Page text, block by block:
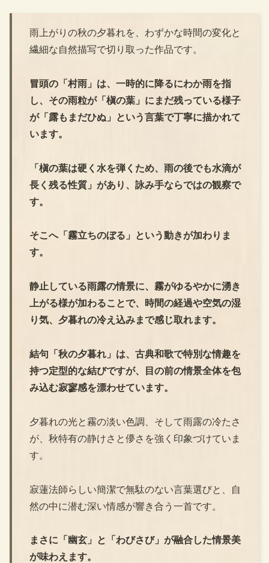
雨上がりの秋の夕暮れを、わずかな時間の変化と
繊細な自然描写で切り取った作品です。
冒頭の「村雨」は、一時的に降るにわか雨を指
し、その雨粒が「槇の葉」にまだ残っている様子
が「露もまだひぬ」という言葉で丁寧に描かれて
います。
「槇の葉は硬く水を弾くため、雨の後でも水滴が
長く残る性質」があり、詠み手ならではの観察で
す。
そこへ「霧立ちのぼる」という動きが加わりま
す。
静止している雨露の情景に、霧がゆるやかに湧き
上がる様が加わることで、時間の経過や空気の湿
り気、夕暮れの冷え込みまで感じ取れます。
結句「秋の夕暮れ」は、古典和歌で特別な情趣を
持つ定型的な結びですが、目の前の情景全体を包
み込む寂寥感を漂わせています。
夕暮れの光と霧の淡い色調、そして雨露の冷たさ
が、秋特有の静けさと儚さを強く印象づけていま
す。
寂蓮法師らしい簡潔で無駄のない言葉選びと、自
然の中に潜む深い情感が響き合う一首です。
まさに「幽玄」と「わびさび」が融合した情景美
が味わえます。